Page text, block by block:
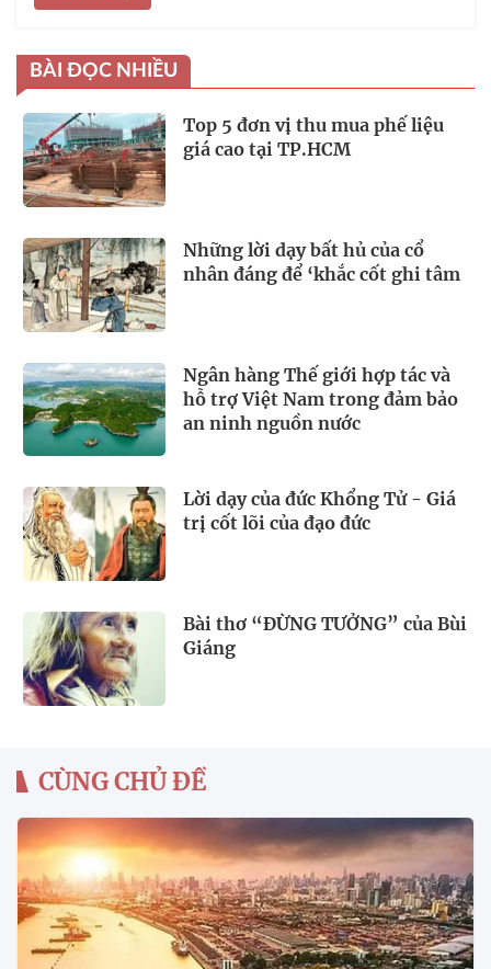
BÀI ĐỌC NHIỀU
Top 5 đơn vị thu mua phế liệu
giá cao tại TP.HCM
Những lời dạy bất hủ của cổ
nhân đáng để ‘khắc cốt ghi tâm
Ngân hàng Thế giới hợp tác và
hỗ trợ Việt Nam trong đảm bảo
an ninh nguồn nước
Lời dạy của đức Khổng Tử - Giá
trị cốt lõi của đạo đức
Bài thơ “ĐỪNG TƯỞNG” của Bùi
Giáng
CÙNG CHỦ ĐỀ